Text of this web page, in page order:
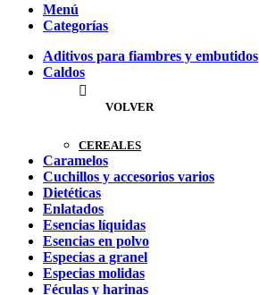
Menú
Categorías
Aditivos para fiambres y embutidos
Caldos
VOLVER
CEREALES
Caramelos
Cuchillos y accesorios varios
Dietéticas
Enlatados
Esencias líquidas
Esencias en polvo
Especias a granel
Especias molidas
Féculas y harinas